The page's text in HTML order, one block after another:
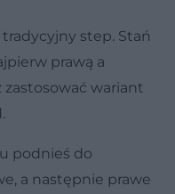
step. Stań
prawą a
wariant
podnieś do
a następnie prawe